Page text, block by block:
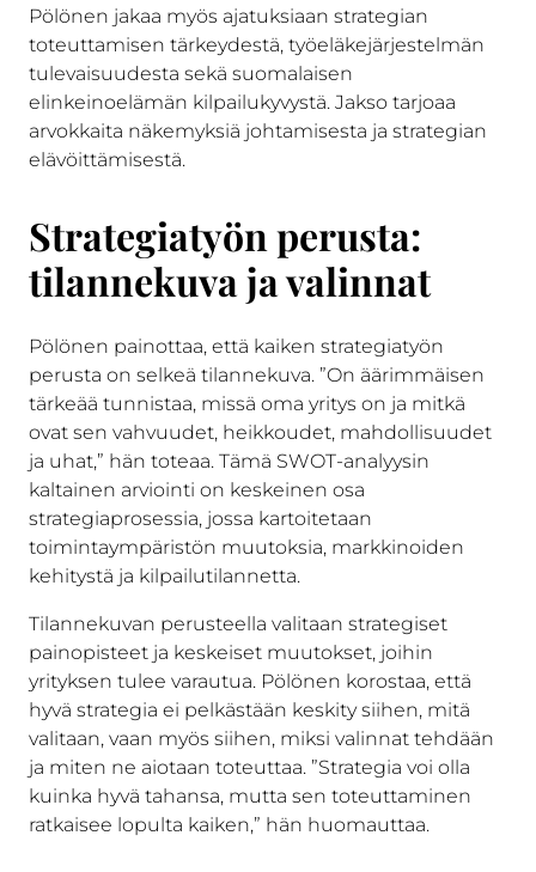
Pölönen jakaa myös ajatuksiaan strategian
toteuttamisen tärkeydestä, työeläkejärjestelmän
tulevaisuudesta sekä suomalaisen
elinkeinoelämän kilpailukyvystä. Jakso tarjoaa
arvokkaita näkemyksiä johtamisesta ja strategian
elävöittämisestä.
Strategiatyön perusta:
tilannekuva ja valinnat
Pölönen painottaa, että kaiken strategiatyön
perusta on selkeä tilannekuva. ”On äärimmäisen
tärkeää tunnistaa, missä oma yritys on ja mitkä
ovat sen vahvuudet, heikkoudet, mahdollisuudet
ja uhat,” hän toteaa. Tämä SWOT-analyysin
kaltainen arviointi on keskeinen osa
strategiaprosessia, jossa kartoitetaan
toimintaympäristön muutoksia, markkinoiden
kehitystä ja kilpailutilannetta.
Tilannekuvan perusteella valitaan strategiset
painopisteet ja keskeiset muutokset, joihin
yrityksen tulee varautua. Pölönen korostaa, että
hyvä strategia ei pelkästään keskity siihen, mitä
valitaan, vaan myös siihen, miksi valinnat tehdään
ja miten ne aiotaan toteuttaa. ”Strategia voi olla
kuinka hyvä tahansa, mutta sen toteuttaminen
ratkaisee lopulta kaiken,” hän huomauttaa.